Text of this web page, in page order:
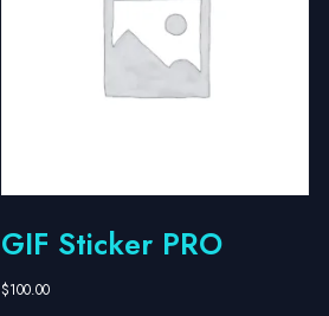
GIF Sticker PRO
$100.00